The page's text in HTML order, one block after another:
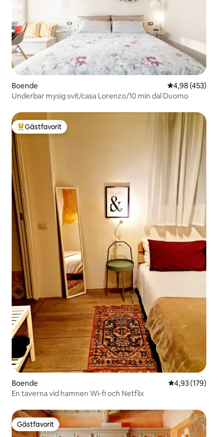
Boende 4,98 av 5 i
4,98 (453)
Underbar mysig svit/casa Lorenzo/10 min dal Duomo
Populär gästfavorit
Gästfavorit
Boende 4,93 av 5 i
4,93 (179)
En taverna vid hamnen Wi-fi och Netflix
Gästfavorit
Gästfavorit